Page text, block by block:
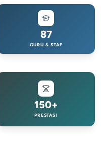
87
GURU & STAF
150+
PRESTASI